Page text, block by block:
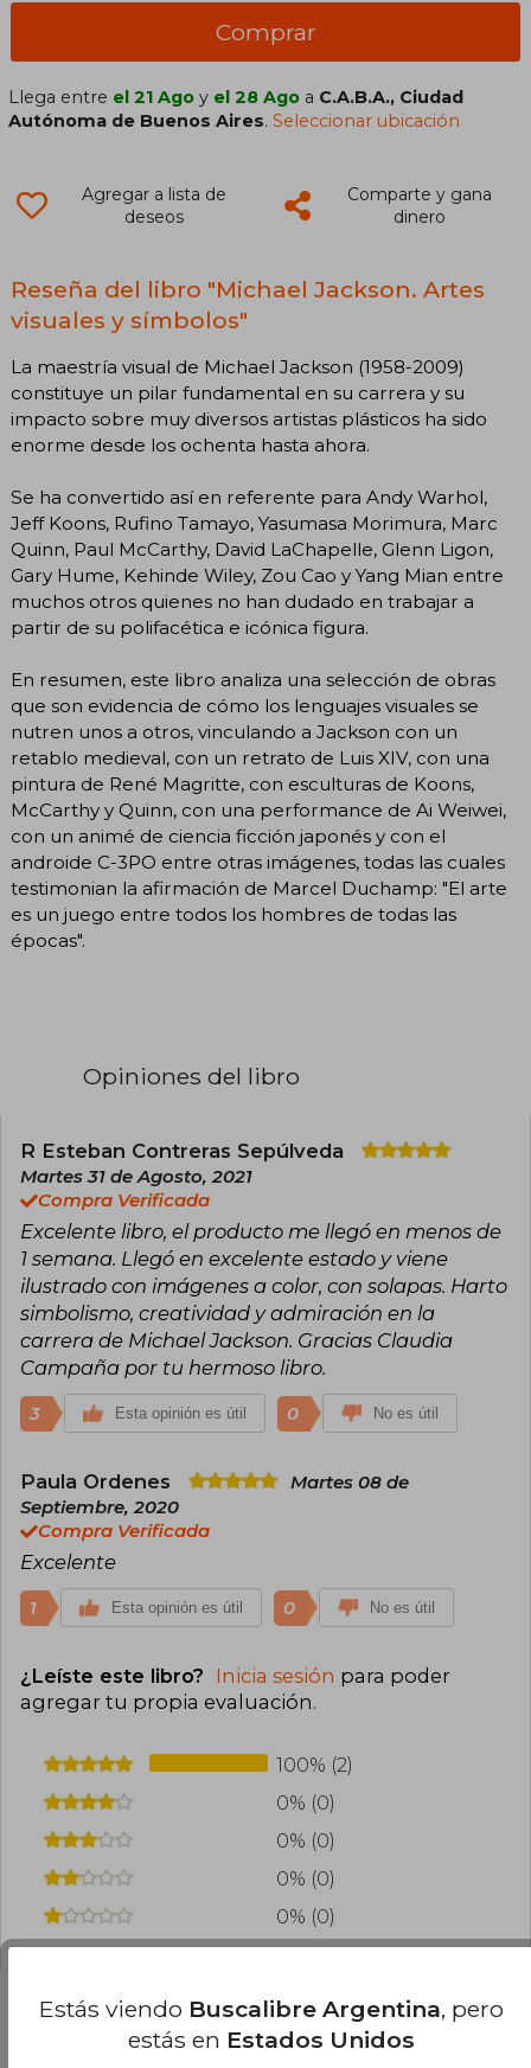
Comprar
Llega entre el 21 Ago y el 28 Ago a C.A.B.A., Ciudad
Autónoma de Buenos Aires.Seleccionar ubicación
Agregar a lista de
deseos
Comparte y gana
dinero
Reseña del libro "Michael Jackson. Artes
visuales y símbolos"
La maestría visual de Michael Jackson (1958-2009)
constituye un pilar fundamental en su carrera y su
impacto sobre muy diversos artistas plásticos ha sido
enorme desde los ochenta hasta ahora.
Se ha convertido así en referente para Andy Warhol,
Jeff Koons, Rufino Tamayo, Yasumasa Morimura, Marc
Quinn, Paul McCarthy, David LaChapelle, Glenn Ligon,
Gary Hume, Kehinde Wiley, Zou Cao y Yang Mian entre
muchos otros quienes no han dudado en trabajar a
partir de su polifacética e icónica figura.
En resumen, este libro analiza una selección de obras
que son evidencia de cómo los lenguajes visuales se
nutren unos a otros, vinculando a Jackson con un
retablo medieval, con un retrato de Luis XIV, con una
pintura de René Magritte, con esculturas de Koons,
McCarthy y Quinn, con una performance de Ai Weiwei,
con un animé de ciencia ficción japonés y con el
androide C-3PO entre otras imágenes, todas las cuales
testimonian la afirmación de Marcel Duchamp: "El arte
es un juego entre todos los hombres de todas las
épocas".
Opiniones del libro
R Esteban Contreras Sepúlveda
Martes 31 de Agosto, 2021
Compra Verificada
Excelente libro, el producto me llegó en menos de
1 semana. Llegó en excelente estado y viene
ilustrado con imágenes a color, con solapas. Harto
simbolismo, creatividad y admiración en la
carrera de Michael Jackson. Gracias Claudia
Campaña por tu hermoso libro.
3 Esta opinión es útil 0 No es útil
Paula Ordenes
Martes 08 de
Septiembre, 2020
Compra Verificada
Excelente
1 Esta opinión es útil 0 No es útil
¿Leíste este libro? Inicia sesión para poder
agregar tu propia evaluación.
100% (2)
0% (0)
0% (0)
0% (0)
0% (0)
Preguntas frecuentes sobre el libro
Estás viendo Buscalibre Argentina, pero
estás en Estados Unidos